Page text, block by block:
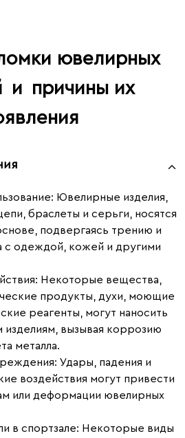
ювелирных
и причины их
: Ювелирные изделия,
браслеты и серьги, носятся
подвергаясь трению и
с одеждой, кожей и другими
: Некоторые вещества,
продукты, духи, моющие
реагенты, могут наносить
вызывая коррозию
металла.
: Удары, падения и
воздействия могут привести
или деформации ювелирных
в спортзале: Некоторые виды